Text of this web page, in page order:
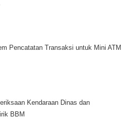
Pencatatan Transaksi untuk Mini ATM
Kendaraan Dinas dan
BBM